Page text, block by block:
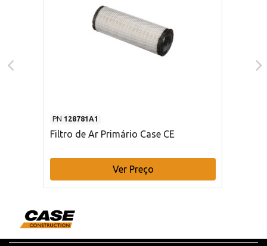
PN 128781A1
Filtro de Ar Primário Case CE
Ver Preço